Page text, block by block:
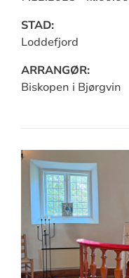
STAD:
Loddefjord
ARRANGØR:
Biskopen i Bjørgvin